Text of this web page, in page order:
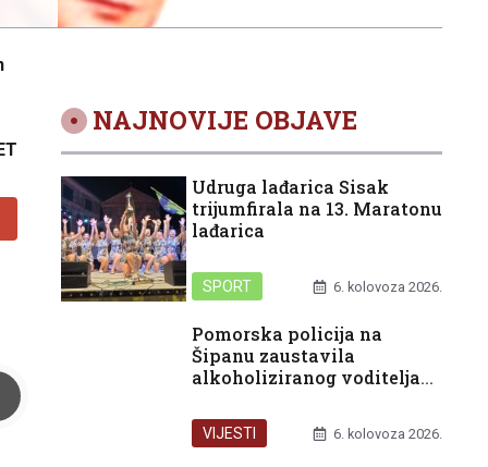
NAJNOVIJE OBJAVE
Udruga lađarica Sisak
trijumfirala na 13. Maratonu
lađarica
SPORT 6. kolovoza 2026.
Pomorska policija na
Šipanu zaustavila
alkoholiziranog voditelja
VIJESTI 6. kolovoza 2026.